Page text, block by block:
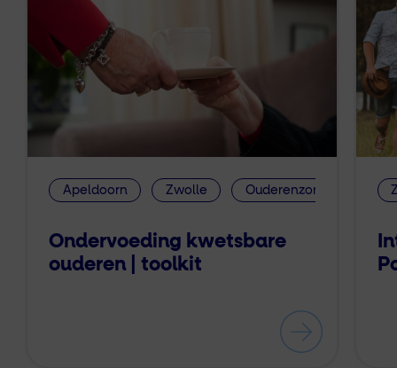
Apeldoorn Zwolle Ouderenzorg
Ondervoeding kwetsbare
ouderen | toolkit